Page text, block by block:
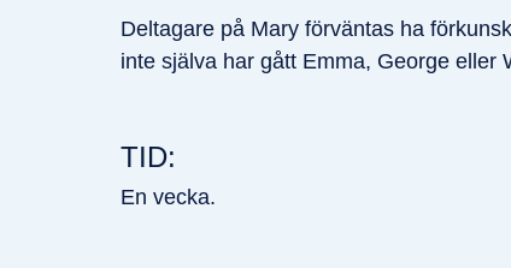
Deltagare på Mary förväntas ha
inte själva har gått Emma, George eller
TID:
En vecka.